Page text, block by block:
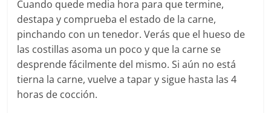
Cuando quede media hora para que termine,
destapa y comprueba el estado de la carne,
pinchando con un tenedor. Verás que el hueso de
las costillas asoma un poco y que la carne se
desprende fácilmente del mismo. Si aún no está
tierna la carne, vuelve a tapar y sigue hasta las 4
horas de cocción.